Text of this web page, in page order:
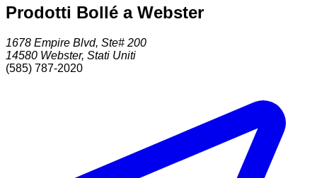
Prodotti Bollé a Webster
1678 Empire Blvd, Ste# 200
14580 Webster, Stati Uniti
(585) 787-2020